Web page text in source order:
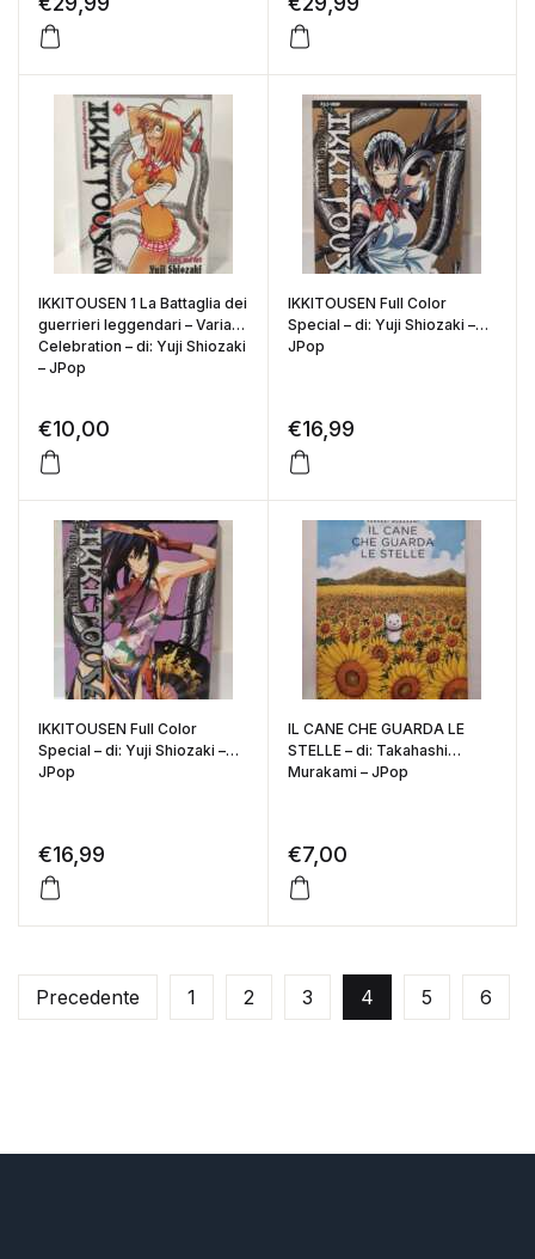
IKKITOUSEN 1 La Battaglia dei
guerrieri leggendari – Variant
Celebration – di: Yuji Shiozaki
– JPop
€10,00
IKKITOUSEN Full Color
Special – di: Yuji Shiozaki –
JPop
€16,99
IKKITOUSEN Full Color
Special – di: Yuji Shiozaki –
JPop
€16,99
IL CANE CHE GUARDA LE
STELLE – di: Takahashi
Murakami – JPop
€7,00
Precedente 1 2 3 4 5 6